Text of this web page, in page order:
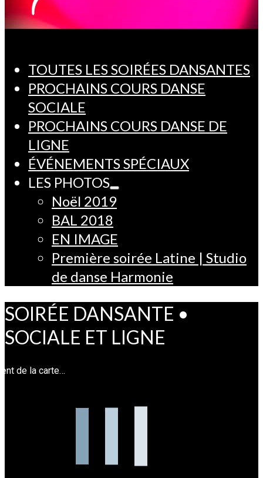
TOUTES LES SOIRÉES DANSANTES
PROCHAINS COURS DANSE
SOCIALE
PROCHAINS COURS DANSE DE
LIGNE
ÉVÉNEMENTS SPÉCIAUX
LES PHOTOS
Noël 2019
BAL 2018
EN IMAGE
Première soirée Latine | Studio
de danse Harmonie
SOIRÉE DANSANTE •
SOCIALE ET LIGNE
de la carte…